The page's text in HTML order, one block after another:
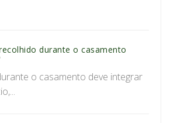
durante o casamento
o casamento deve integrar